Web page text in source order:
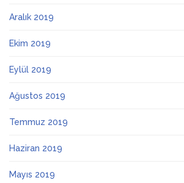
Aralık 2019
Ekim 2019
Eylül 2019
Ağustos 2019
Temmuz 2019
Haziran 2019
Mayıs 2019